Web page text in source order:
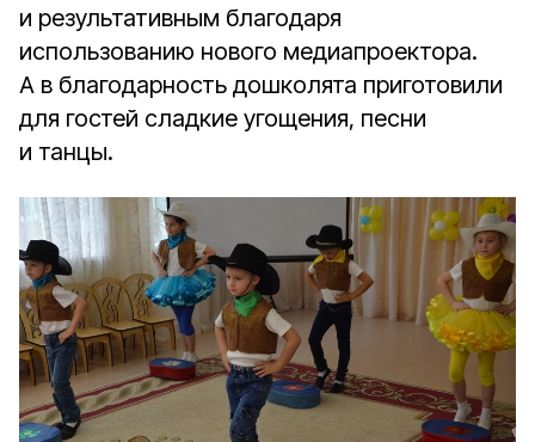
и результативным благодаря
использованию нового медиапроектора.
А в благодарность дошколята приготовили
для гостей сладкие угощения, песни
и танцы.